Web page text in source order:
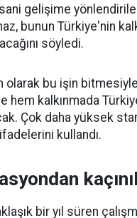
gelişime
bunun Türkiye'nin
söyledi.
olarak bu işin
hem kalkınmada
Çok daha yüksek
kullandı.
bir yıl süren